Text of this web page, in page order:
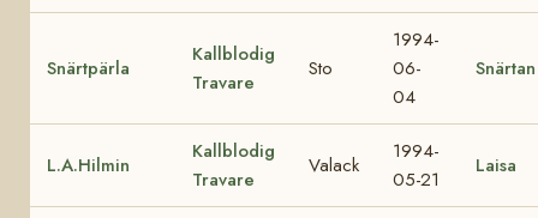
Snärtpärla
Kallblodig
Travare
Sto
1994-
06-
04
Snärtan
L.A.Hilmin
Kallblodig
Travare
Valack
1994-
05-21
Laisa